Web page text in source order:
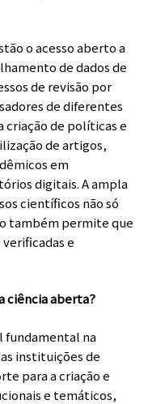
o acesso aberto a
de dados de
de revisão por
de diferentes
criação de políticas e
de artigos,
em
digitais. A ampla
científicos não só
também permite que
e
ciência aberta?
fundamental na
instituições de
para a criação e
e temáticos,